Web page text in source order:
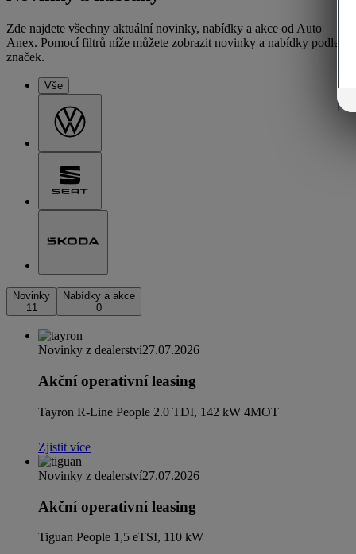
Zde najdete všechny aktuální novinky, nabídky a akce od Auto
Anex. Pomocí filtrů níže můžete zobrazit novinky a nabídky podle
značek.
Vše
Novinky
11
Nabídky a akce
0
Novinky z dealerství27.07.2026
Akční operativní leasing
Tayron R-Line People 2.0 TDI, 142 kW 4MOT
Zjistit více
Novinky z dealerství27.07.2026
Akční operativní leasing
Tiguan People 1,5 eTSI, 110 kW